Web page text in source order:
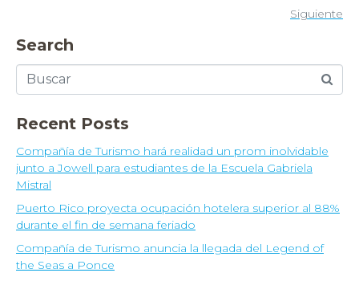
Siguiente
Search
Recent Posts
Compañía de Turismo hará realidad un prom inolvidable
junto a Jowell para estudiantes de la Escuela Gabriela
Mistral
Puerto Rico proyecta ocupación hotelera superior al 88%
durante el fin de semana feriado
Compañía de Turismo anuncia la llegada del Legend of
the Seas a Ponce